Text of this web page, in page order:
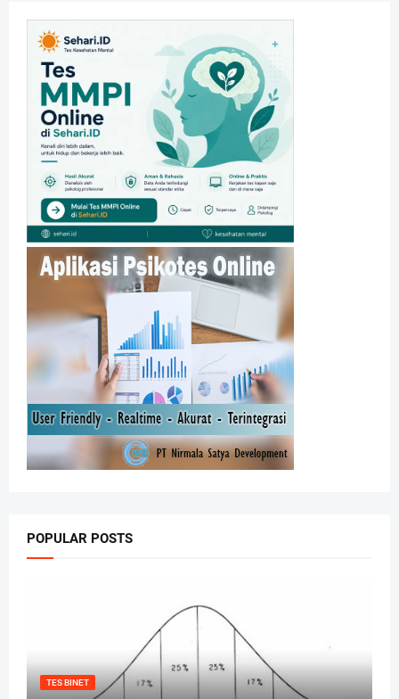
POPULAR POSTS
TES BINET